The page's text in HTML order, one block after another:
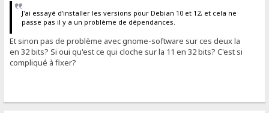
J'ai essayé d'installer les versions pour Debian 10 et 12, et cela ne
passe pas il y a un problème de dépendances.
Et sinon pas de problème avec gnome-software sur ces deux la
en 32 bits? Si oui qu'est ce qui cloche sur la 11 en 32 bits? C'est si
compliqué à fixer?